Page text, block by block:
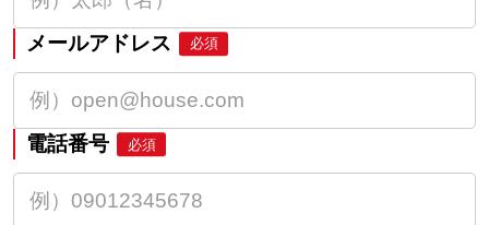
メールアドレス 必須
電話番号 必須